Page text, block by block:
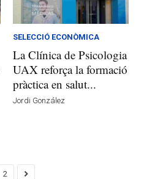
SELECCIÓ ECONÒMICA
La Clínica de Psicologia
UAX reforça la formació
pràctica en salut...
Jordi González
2